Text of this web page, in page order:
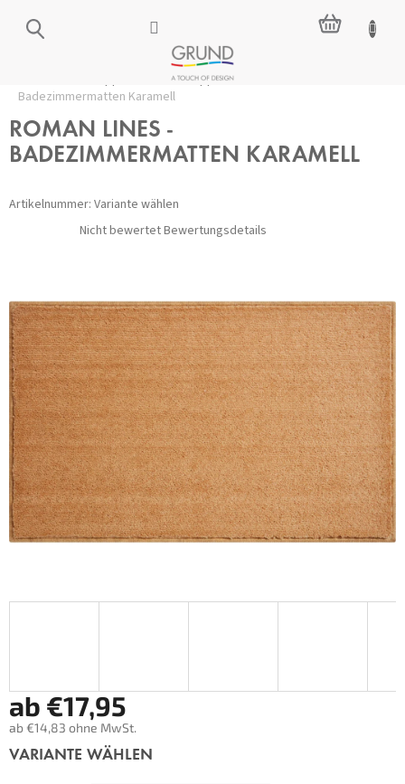
Inhalt
springen
Alle Teppiche
Badezimmermatten Karamell
ROMAN LINES -
BADEZIMMERMATTEN KARAMELL
Artikelnummer: Variante wählen
Die
durchschnittliche
Sternen.
Nicht bewertetBewertungsdetails
ab €17,95
ab €14,83 ohne MwSt.
Verkaufspreis:
VARIANTE WÄHLEN